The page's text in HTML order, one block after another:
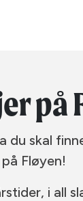
på
du skal
Fløyen!
i all